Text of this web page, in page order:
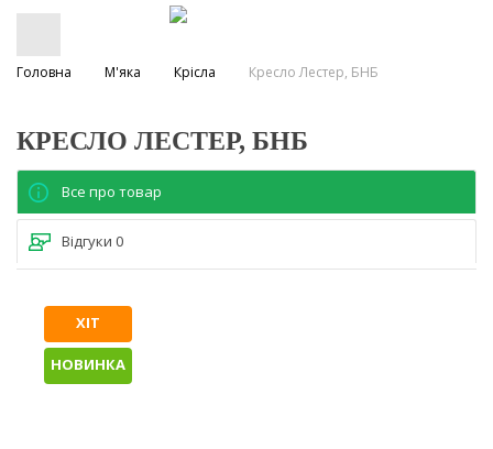
Головна М'яка Крісла Кресло Лестер, БНБ
КРЕСЛО ЛЕСТЕР, БНБ
Все про товар
Відгуки 0
ХІТ
НОВИНКА